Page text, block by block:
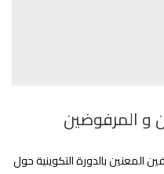
و المرفوضين
المعنين بالدورة التكوينية حول